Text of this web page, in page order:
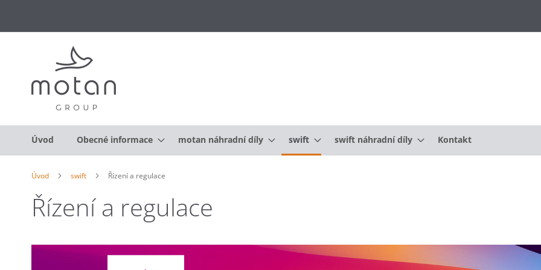
Úvod Obecné informace motan náhradní díly swift swift náhradní díly Kontakt
Úvod swift Řízení a regulace
Řízení a regulace